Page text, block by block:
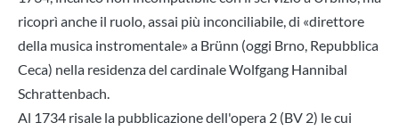
ricoprì anche il ruolo, assai più inconciliabile, di «direttore
della musica instromentale» a Brünn (oggi Brno, Repubblica
Ceca) nella residenza del cardinale Wolfgang Hannibal
Schrattenbach.
Al 1734 risale la pubblicazione dell'opera 2 (BV 2) le cui